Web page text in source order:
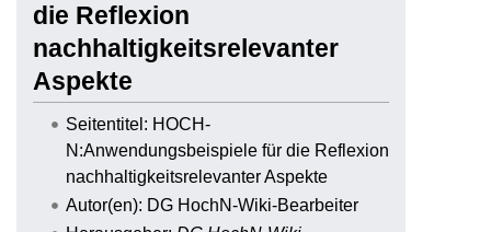
die Reflexion
nachhaltigkeitsrelevanter
Aspekte
Seitentitel: HOCH-
N:Anwendungsbeispiele für die Reflexion
nachhaltigkeitsrelevanter Aspekte
Autor(en): DG HochN-Wiki-Bearbeiter